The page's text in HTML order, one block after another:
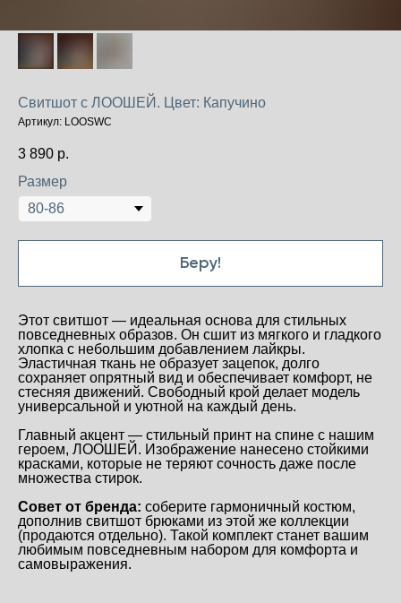
Свитшот с ЛООШЕЙ. Цвет: Капучино
Артикул: LOOSWC
3 890 р.
Размер
Беру!
Этот свитшот — идеальная основа для стильных
повседневных образов. Он сшит из мягкого и гладкого
хлопка с небольшим добавлением лайкры.
Эластичная ткань не образует зацепок, долго
сохраняет опрятный вид и обеспечивает комфорт, не
стесняя движений. Свободный крой делает модель
универсальной и уютной на каждый день.
Главный акцент — стильный принт на спине с нашим
героем, ЛООШЕЙ. Изображение нанесено стойкими
красками, которые не теряют сочность даже после
множества стирок.
Совет от бренда: соберите гармоничный костюм,
дополнив свитшот брюками из этой же коллекции
(продаются отдельно). Такой комплект станет вашим
любимым повседневным набором для комфорта и
самовыражения.
Будь в курсе!
политика конфиденциальности
пользовательское соглашение
loo.bm.brand@gmail.com
+ 7 995 922 84 66
ПОДПИСАТЬСЯ
Нажимая на кнопку "Подписаться", вы соглашаетесь на обработку
персональных данных и получение новостей, а также подтверждаете,
что ознакомились сполитикой конфиденциальности